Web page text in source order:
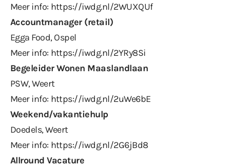
Meer info: https://iwdg.nl/2WUXQUf
Accountmanager (retail)
Egga Food, Ospel
Meer info: https://iwdg.nl/2YRy8Si
Begeleider Wonen Maaslandlaan
PSW, Weert
Meer info: https://iwdg.nl/2uWe6bE
Weekend/vakantiehulp
Doedels, Weert
Meer info: https://iwdg.nl/2G6jBd8
Allround Vacature